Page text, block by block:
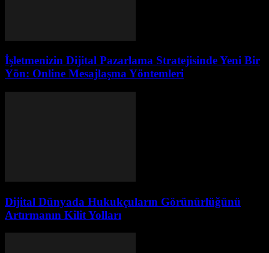
İşletmenizin Dijital Pazarlama Stratejisinde Yeni Bir
Yön: Online Mesajlaşma Yöntemleri
Dijital Dünyada Hukukçuların Görünürlüğünü
Artırmanın Kilit Yolları